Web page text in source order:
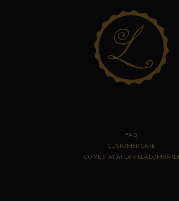
FAQ
CUSTOMER CARE
COME STAY AT LA VILLA LOMBARDI